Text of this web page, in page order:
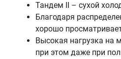
Тандем II – сухой
Благодаря
хорошо
Высокая нагрузка на
при этом даже при